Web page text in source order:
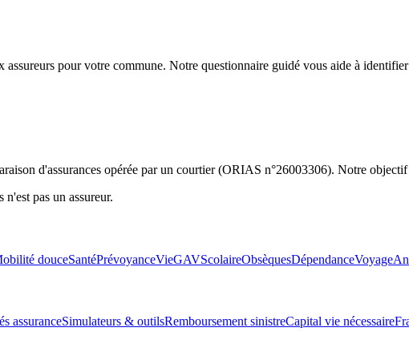
pour votre commune. Notre questionnaire guidé vous aide à
d'assurances opérée par un courtier (ORIAS n°26003306). Notre
n'est pas un assureur.
douceSantéPrévoyanceVieGAVScolaireObsèquesDépendanceVoyage
assuranceSimulateurs & outilsRemboursement sinistreCapital vie nécessaire